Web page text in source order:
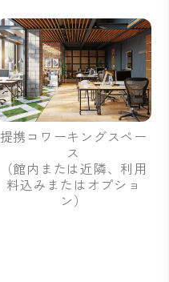
提携コワーキングスペー
ス
（館内または近隣、利用
料込みまたはオプショ
ン）